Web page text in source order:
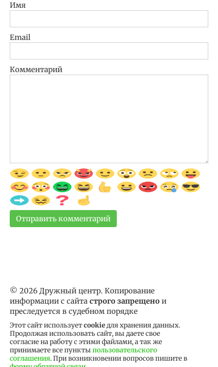
Имя
Email
Комментарий
© 2026 Дружный центр. Копирование
информации с сайта строго запрещено и
преследуется в судебном порядке
Этот сайт используетcookieдля хранения данных.
Продолжая использовать сайт, вы даете свое
согласие на работу с этими файлами, а так же
принимаете все пункты пользовательского
соглашения. При возникновении вопросов пишите в